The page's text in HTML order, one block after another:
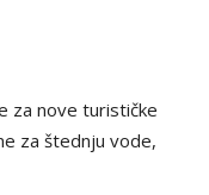
za nove turističke
za štednju vode,